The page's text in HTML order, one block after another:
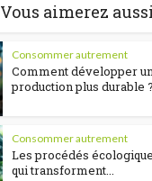
Vous aimerez
Consommer autrement
Comment développer
production plus durable ?
Consommer autrement
Les procédés
qui transforment...